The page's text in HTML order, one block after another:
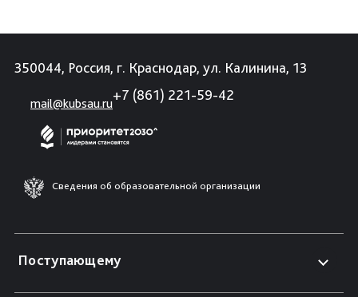
350044, Россия, г. Краснодар, ул. Калинина, 13
mail@kubsau.ru
+7 (861) 221-59-42
Сведения об образовательной организации
Поступающему